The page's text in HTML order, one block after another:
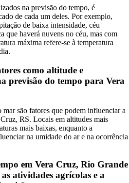
na previsão do tempo, é
de cada um deles. Por exemplo,
de baixa intensidade, céu
que haverá nuvens no céu, mas com
máxima refere-se à temperatura
como altitude e
previsão do tempo para Vera
são fatores que podem influenciar a
RS. Locais em altitudes mais
mais baixas, enquanto a
na umidade do ar e na ocorrência
em Vera Cruz, Rio Grande
atividades agrícolas e a